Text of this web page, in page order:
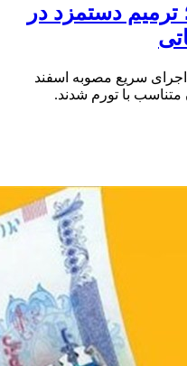
دستمزد در
اجرای سریع مصوبه اسفند
با تورم شدند.